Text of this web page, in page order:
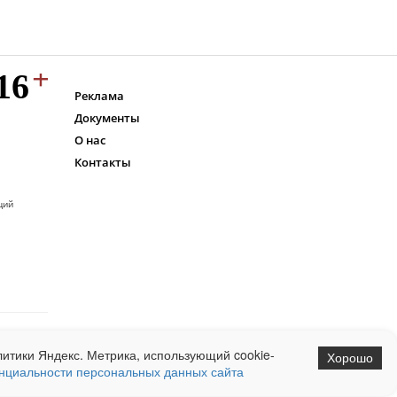
Реклама
Документы
О нас
Контакты
Яндекс. Метрика, использующий cookie-
персональных данных сайта
Хорошо